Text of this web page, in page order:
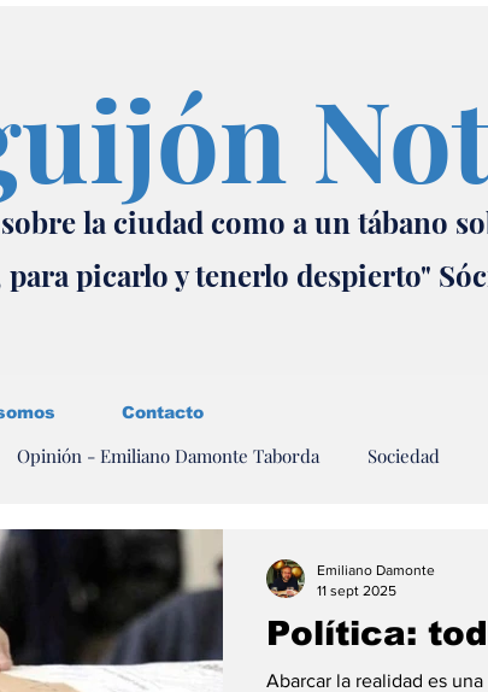
la ciudad como a un tábano
para picarlo y tenerlo despierto"
Opinión - Emiliano Damonte Taborda Sociedad
#consumo
Política:
Abarcar la realidad es
Emiliano Damonte
11 sept 2025
Contacto